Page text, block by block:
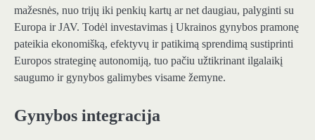
mažesnės, nuo trijų iki penkių kartų ar net daugiau, palyginti su
Europa ir JAV. Todėl investavimas į Ukrainos gynybos pramonę
pateikia ekonomišką, efektyvų ir patikimą sprendimą sustiprinti
Europos strateginę autonomiją, tuo pačiu užtikrinant ilgalaikį
saugumo ir gynybos galimybes visame žemyne.
Gynybos integracija